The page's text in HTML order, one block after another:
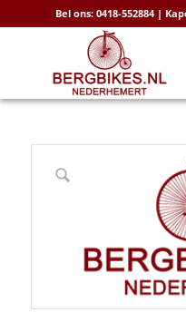
Bel ons: 0418-552884 |